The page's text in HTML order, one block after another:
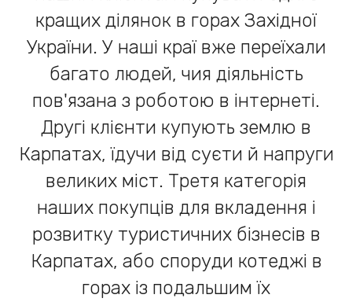
кращих ділянок в горах Західної
України. У наші краї вже переїхали
багато людей, чия діяльність
пов'язана з роботою в інтернеті.
Другі клієнти купують землю в
Карпатах, їдучи від суєти й напруги
великих міст. Третя категорія
наших покупців для вкладення і
розвитку туристичних бізнесів в
Карпатах, або споруди котеджі в
горах із подальшим їх